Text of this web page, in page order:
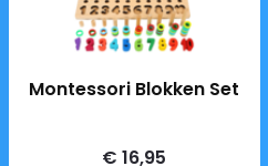
jonge kinderen. Je leert
Montessori Blokken Set
€ 16,95